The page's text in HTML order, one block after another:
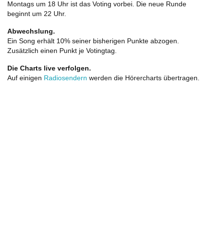
Montags um 18 Uhr ist das Voting vorbei. Die neue Runde
beginnt um 22 Uhr.
Abwechslung.
Ein Song erhält 10% seiner bisherigen Punkte abzogen.
Zusätzlich einen Punkt je Votingtag.
Die Charts live verfolgen.
Auf einigen Radiosendern werden die Hörercharts übertragen.